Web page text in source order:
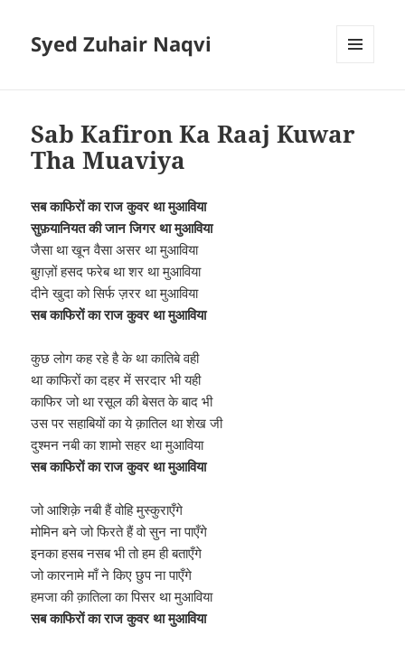
Syed Zuhair Naqvi
Sab Kafiron Ka Raaj Kuwar
Tha Muaviya
सब काफिरों का राज कुवर था मुआविया
सुफ़यानियत की जान जिगर था मुआविया
जैसा था खून वैसा असर था मुआविया
बुग़ज़ों हसद फरेब था शर था मुआविया
दीने खुदा को सिर्फ ज़रर था मुआविया
सब काफिरों का राज कुवर था मुआविया
कुछ लोग कह रहे है के था कातिबे वही
था काफिरों का दहर में सरदार भी यही
काफिर जो था रसूल की बेसत के बाद भी
उस पर सहाबियों का ये क़ातिल था शेख जी
दुश्मन नबी का शामो सहर था मुआविया
सब काफिरों का राज कुवर था मुआविया
जो आशिक़े नबी हैं वोहि मुस्कुराएँगे
मोमिन बने जो फिरते हैं वो सुन ना पाएँगे
इनका हसब नसब भी तो हम ही बताएँगे
जो कारनामे माँ ने किए छुप ना पाएँगे
हमजा की क़ातिला का पिसर था मुआविया
सब काफिरों का राज कुवर था मुआविया